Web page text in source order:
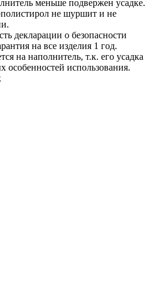
меньше подвержен усадке.
не шуршит и не
декларации о безопасности
на все изделия 1 год.
на наполнитель, т.к. его усадка
особенностей использования.